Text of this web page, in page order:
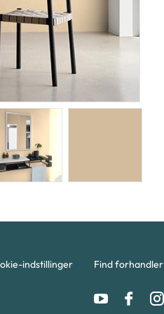
indstillinger Find forhandler